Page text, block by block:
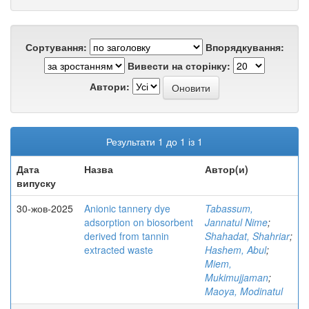
Сортування:
Впорядкування:
Вивести на сторінку:
Автори:
Результати 1 до 1 із 1
Дата
випуску
Назва Автор(и)
30-жов-2025
Anionic tannery dye
adsorption on biosorbent
derived from tannin
extracted waste
Tabassum,
Jannatul Nime;
Shahadat, Shahriar;
Hashem, Abul;
Miem,
Mukimujjaman;
Maoya, Modinatul